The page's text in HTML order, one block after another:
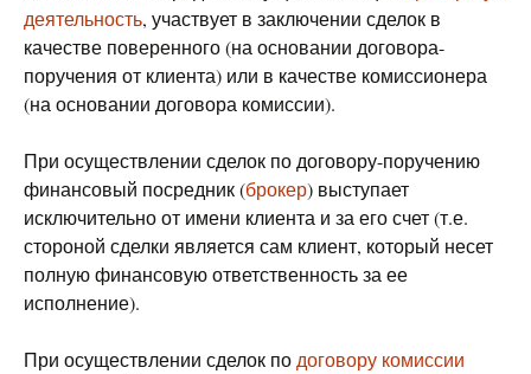
деятельность, участвует в заключении сделок в
качестве поверенного (на основании договора-
поручения от клиента) или в качестве комиссионера
(на основании договора комиссии).
При осуществлении сделок по договору-поручению
финансовый посредник (брокер) выступает
исключительно от имени клиента и за его счет (т.е.
стороной сделки является сам клиент, который несет
полную финансовую ответственность за ее
исполнение).
При осуществлении сделок по договору комиссии